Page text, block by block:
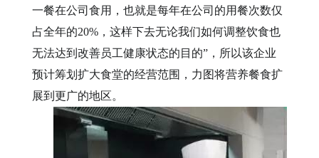
一餐在公司食用，也就是每年在公司的用餐次数仅
占全年的20%，这样下去无论我们如何调整饮食也
无法达到改善员工健康状态的目的”，所以该企业
预计筹划扩大食堂的经营范围，力图将营养餐食扩
展到更广的地区。